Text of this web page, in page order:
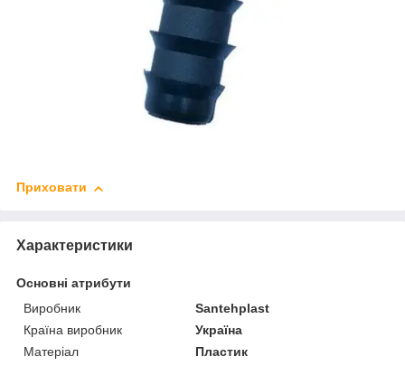
Приховати
Характеристики
Основні атрибути
Виробник
Santehplast
Країна виробник
Україна
Матеріал
Пластик